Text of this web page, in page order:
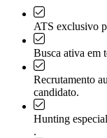
ATS exclusivo
Busca ativa em
Recrutamento
candidato.
Hunting
.